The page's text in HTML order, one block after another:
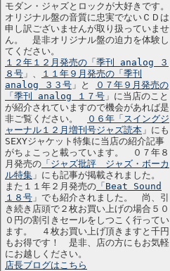
モダン・ジャズとロックが大好きです。
オリジナル盤の音質に忠実でないＣＤは
申し訳ございませんが取り扱っていませ
ん。 是非オリジナル盤の迫力を体験し
てください。
１２年１２月発売の「季刊 analog ３
８号 」、
１１年９月発売の「季刊
analog ３３号 」と
０７年９月発売の
「季刊 analog １７号 」に当店のこと
が紹介されていますので機会があれば是
非ご覧ください。
０６年「スイングジ
ャーナル１２月増刊号ジャズ読本 」にも
SEXYジャケット特集に当店の紹介記事
がちょこっと載っています。 ０７年８
月発売の 「ジャズ批評 ジャズ・ボーカ
ル特集 」にも記事が掲載されました。
また１１年２月発売の 「Beat Sound
１８号 」でも紹介されました。 尚、引
き続き店頭で２枚お買い上げの場合５０
０円の割引きセールをしつこく行ってい
ます。 ４枚お買い上げ頂きますと千円
もお得です！ 是非、店の方にもお気軽
にお越しください。
店長ブログはこちら